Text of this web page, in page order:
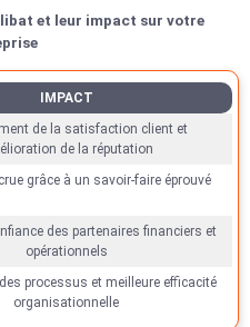
et leur impact sur votre
IMPACT
de la satisfaction client et
de la réputation
grâce à un savoir-faire éprouvé
des partenaires financiers et
opérationnels
processus et meilleure efficacité
organisationnelle